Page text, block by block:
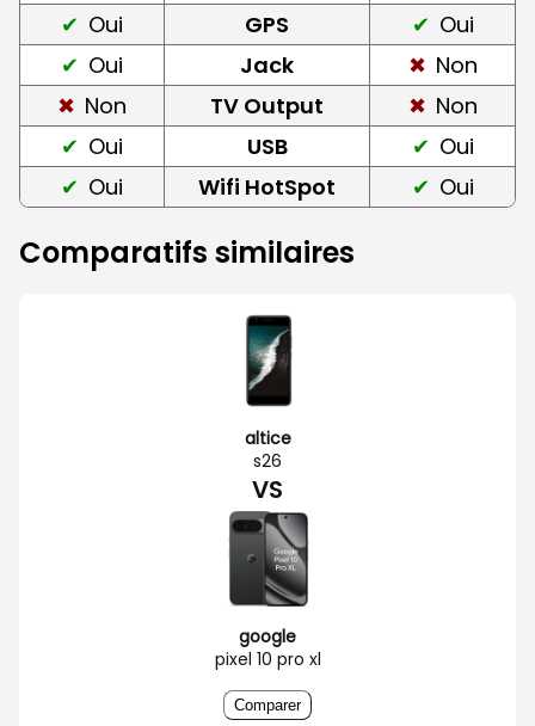
Oui
GPS
Oui
Oui
Jack
Non
Non
TV Output
Non
Oui
USB
Oui
Oui
Wifi HotSpot Oui
Comparatifs similaires
altice
s26
VS
google
pixel 10 pro xl
Comparer